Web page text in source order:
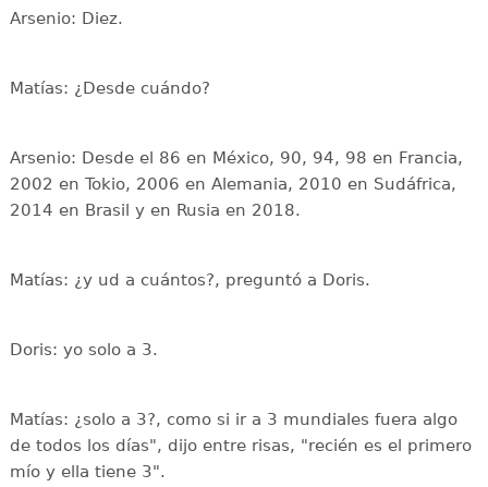
Arsenio: Diez.
Matías: ¿Desde cuándo?
Arsenio: Desde el 86 en México, 90, 94, 98 en Francia,
2002 en Tokio, 2006 en Alemania, 2010 en Sudáfrica,
2014 en Brasil y en Rusia en 2018.
Matías: ¿y ud a cuántos?, preguntó a Doris.
Doris: yo solo a 3.
Matías: ¿solo a 3?, como si ir a 3 mundiales fuera algo
de todos los días", dijo entre risas, "recién es el primero
mío y ella tiene 3".